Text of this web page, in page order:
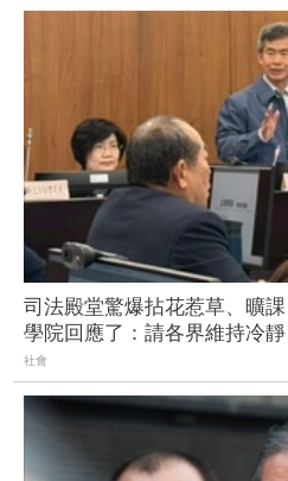
司法殿堂驚爆拈花惹草、曠
學院回應了：請各界維持冷
社會